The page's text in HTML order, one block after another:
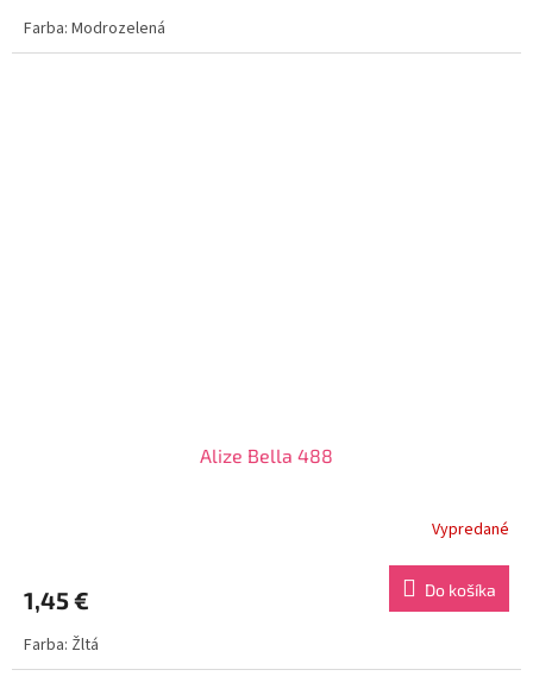
Farba: Modrozelená
Alize Bella 488
Vypredané
1,45 € Do košíka
Farba: Žltá